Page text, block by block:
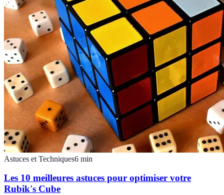
Astuces et Techniques6 min
Les 10 meilleures astuces pour optimiser votre
Rubik's Cube